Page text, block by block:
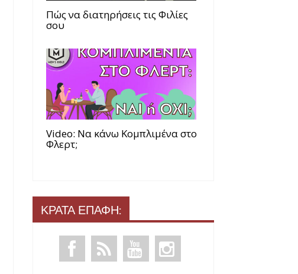
Πώς να διατηρήσεις τις Φιλίες
σου
Video: Να κάνω Κομπλιμένα στο
Φλερτ;
ΚΡΑΤΑ ΕΠΑΦΗ: